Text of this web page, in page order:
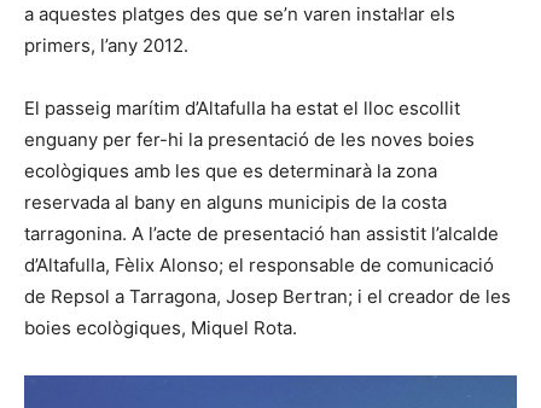
a aquestes platges des que se’n varen instal·lar els
primers, l’any 2012.
El passeig marítim d’Altafulla ha estat el lloc escollit
enguany per fer-hi la presentació de les noves boies
ecològiques amb les que es determinarà la zona
reservada al bany en alguns municipis de la costa
tarragonina. A l’acte de presentació han assistit l’alcalde
d’Altafulla, Fèlix Alonso; el responsable de comunicació
de Repsol a Tarragona, Josep Bertran; i el creador de les
boies ecològiques, Miquel Rota.